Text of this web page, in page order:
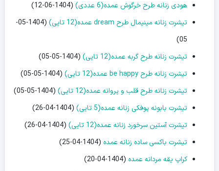
هودی زنانه طرح خرگوش عمده(6 عددی)
(1404-06-12)
تیشرت زنانه مینیمال طرح dream عمده(12 تایی)
(1404-05-
05)
تیشرت زنانه طرح گربه عمده(12 تایی)
(1404-05-05)
تیشرت زنانه طرح be happy عمده(12 تایی)
(1404-05-05)
تیشرت زنانه طرح قلب و پروانه عمده(12 تایی)
(1404-05-05)
تیشرت بابونه پوفکی زنانه عمده(5 تایی)
(1404-04-26)
تیشرت آستین سرخورد زنانه عمده(12 تایی)
(1404-04-26)
تیشرت باکسی ساده زنانه عمده (1404-04-25)
کراپ یقه مردانه عمده (1404-04-20)